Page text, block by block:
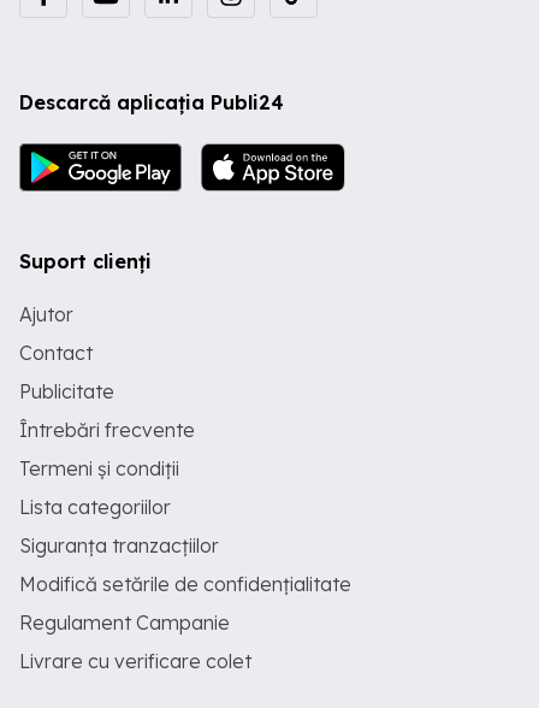
Descarcă aplicația Publi24
Suport clienți
Ajutor
Contact
Publicitate
Întrebări frecvente
Termeni și condiții
Lista categoriilor
Siguranța tranzacțiilor
Modifică setările de confidențialitate
Regulament Campanie
Livrare cu verificare colet